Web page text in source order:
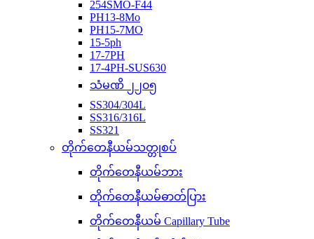
254SMO-F44
PH13-8Mo
PH15-7MO
15-5ph
17-7PH
17-4PH-SUS630
သံမဏိ ၂၂၀၅
SS304/304L
SS316/316L
SS321
တိုက်တေနီယမ်သတ္တုစပ်
တိုက်တေနီယမ်ဘား
တိုက်တေနီယမ်ဓာတ်ပြား
တိုက်တေနီယမ် Capillary Tube